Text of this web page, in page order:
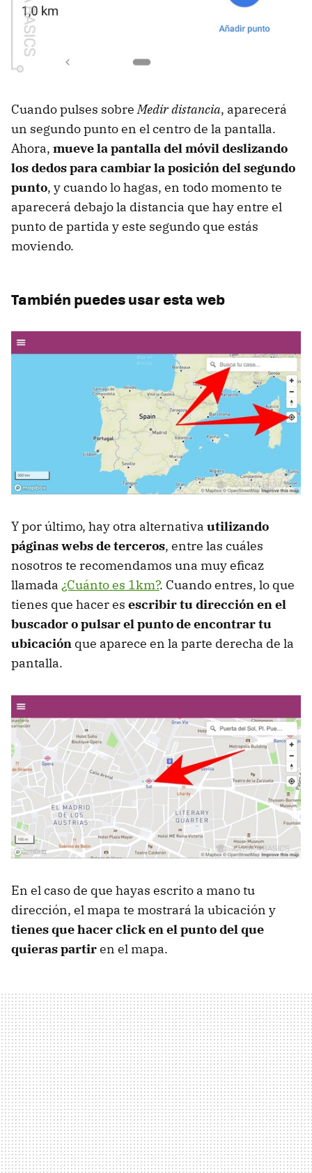
Cuando pulses sobreMedir distancia, aparecerá
un segundo punto en el centro de la pantalla.
Ahora, mueve la pantalla del móvil deslizando
los dedos para cambiar la posición del segundo
punto, y cuando lo hagas, en todo momento te
aparecerá debajo la distancia que hay entre el
punto de partida y este segundo que estás
moviendo.
También puedes usar esta web
Y por último, hay otra alternativa utilizando
páginas webs de terceros, entre las cuáles
nosotros te recomendamos una muy eficaz
llamada ¿Cuánto es 1km?. Cuando entres, lo que
tienes que hacer es escribir tu dirección en el
buscador o pulsar el punto de encontrar tu
ubicación que aparece en la parte derecha de la
pantalla.
En el caso de que hayas escrito a mano tu
dirección, el mapa te mostrará la ubicación y
tienes que hacer click en el punto del que
quieras partiren el mapa.